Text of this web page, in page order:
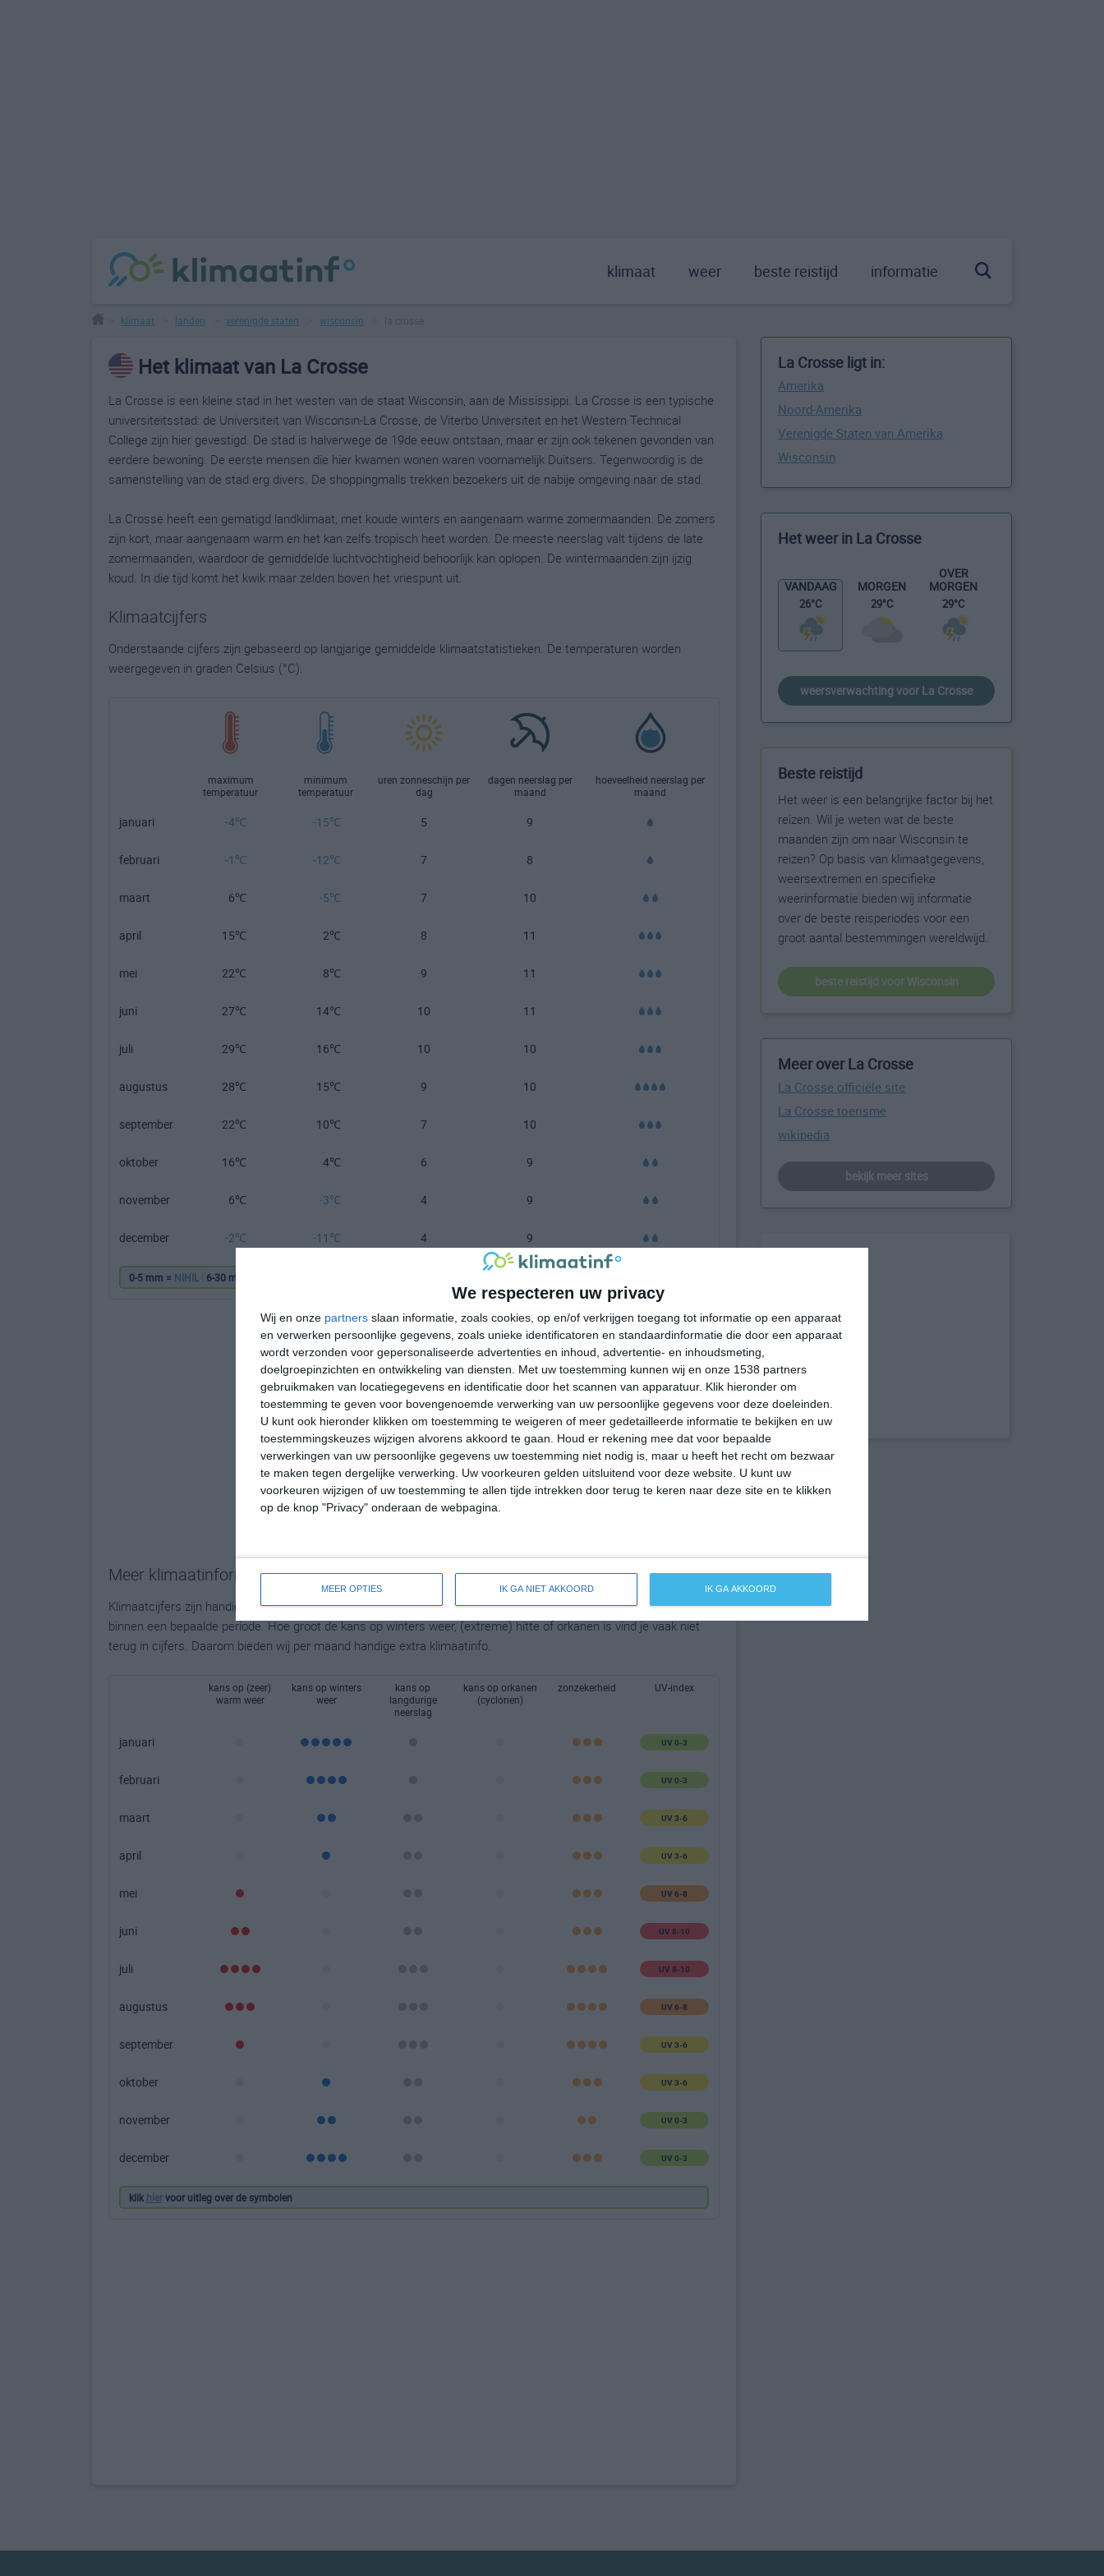
We respecteren uw privacy
Wij en onze partners slaan informatie, zoals cookies, op en/of verkrijgen toegang tot informatie op een apparaat
en verwerken persoonlijke gegevens, zoals unieke identificatoren en standaardinformatie die door een apparaat
wordt verzonden voor gepersonaliseerde advertenties en inhoud, advertentie- en inhoudsmeting,
doelgroepinzichten en ontwikkeling van diensten.
Met uw toestemming kunnen wij en onze 1538 partners
gebruikmaken van locatiegegevens en identificatie door het scannen van apparatuur. Klik hieronder om
toestemming te geven voor bovengenoemde verwerking van uw persoonlijke gegevens voor deze doeleinden.
U kunt ook hieronder klikken om toestemming te weigeren of meer gedetailleerde informatie te bekijken en uw
toestemmingskeuzes wijzigen alvorens akkoord te gaan.
Houd er rekening mee dat voor bepaalde
verwerkingen van uw persoonlijke gegevens uw toestemming niet nodig is, maar u heeft het recht om bezwaar
te maken tegen dergelijke verwerking. Uw voorkeuren gelden uitsluitend voor deze website. U kunt uw
voorkeuren wijzigen of uw toestemming te allen tijde intrekken door terug te keren naar deze site en te klikken
op de knop "Privacy" onderaan de webpagina.
MEER OPTIES IK GA NIET AKKOORD IK GA AKKOORD
klimaat weer beste reistijd informatie
klimaat landen verenigde staten wisconsin
Het klimaat van La Crosse
La Crosse is een kleine stad in het westen van de staat Wisconsin, aan de Mississippi. La Crosse is een typische
universiteitsstad: de Universiteit van Wisconsin-La Crosse, de Viterbo Universiteit en het Western Technical
College zijn hier gevestigd. De stad is halverwege de 19de eeuw ontstaan, maar er zijn ook tekenen gevonden van
eerdere bewoning. De eerste mensen die hier kwamen wonen waren voornamelijk Duitsers. Tegenwoordig is de
samenstelling van de stad erg divers. De shoppingmalls trekken bezoekers uit de nabije omgeving naar de stad.
La Crosse heeft een gematigd landklimaat, met koude winters en aangenaam warme zomermaanden. De zomers
zijn kort, maar aangenaam warm en het kan zelfs tropisch heet worden. De meeste neerslag valt tijdens de late
zomermaanden, waardoor de gemiddelde luchtvochtigheid behoorlijk kan oplopen. De wintermaanden zijn ijzig
koud. In die tijd komt het kwik maar zelden boven het vriespunt uit.
Klimaatcijfers
Onderstaande cijfers zijn gebaseerd op langjarige gemiddelde klimaatstatistieken. De temperaturen worden
weergegeven in graden Celsius (°C).
maximum
temperatuur
minimum
temperatuur
uren zonneschijn per
dag
dagen neerslag per
maand
hoeveelheid neerslag per
maand
januari -4℃ -15℃ 5 9
februari -1℃ -12℃ 7 8
maart 6℃ -5℃ 7 10
april 15℃ 2℃ 8 11
mei 22℃ 8℃ 9 11
juni 27℃ 14℃ 10 11
juli 29℃ 16℃ 10 10
augustus 28℃ 15℃ 9 10
september 22℃ 10℃ 7 10
oktober 16℃ 4℃ 6 9
november 6℃ -3℃ 4 9
december -2℃ -11℃ 4 9
0-5 mm = NIHIL | 6-30 mm =
Meer klimaatinformatie
Klimaatcijfers zijn handig, maar bieden geen totaalbeeld van het klimaat en de mogelijke weersomstandigheden
binnen een bepaalde periode. Hoe groot de kans op winters weer, (extreme) hitte of orkanen is vind je vaak niet
terug in cijfers. Daarom bieden wij per maand handige extra klimaatinfo.
kans op (zeer)
warm weer
kans op winters
weer
kans op
langdurige
neerslag
kans op orkanen
(cyclonen)
zonzekerheid UV-index
januari UV 0-3
februari UV 0-3
maart UV 3-6
april UV 3-6
mei UV 6-8
juni UV 8-10
juli UV 8-10
augustus UV 6-8
september UV 3-6
oktober UV 3-6
november UV 0-3
december UV 0-3
klik hiervoor uitleg over de symbolen
La Crosse ligt in:
Amerika
Noord-Amerika
Verenigde Staten van Amerika
Wisconsin
Het weer in La Crosse
VANDAAG
26°C
MORGEN
29°C
OVER
MORGEN
29°C
weersverwachting voor La Crosse
Beste reistijd
Het weer is een belangrijke factor bij het
reizen. Wil je weten wat de beste
maanden zijn om naar Wisconsin te
reizen? Op basis van klimaatgegevens,
weersextremen en specifieke
weerinformatie bieden wij informatie
over de beste reisperiodes voor een
groot aantal bestemmingen wereldwijd.
beste reistijd voor Wisconsin
Meer over La Crosse
La Crosse officiële site
La Crosse toerisme
wikipedia
bekijk meer sites